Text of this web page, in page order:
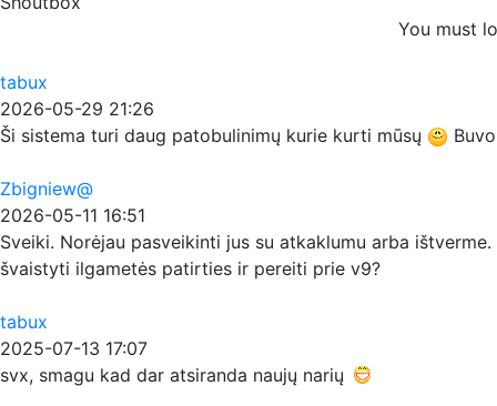
You must
tabux
2026-05-29 21:26
Ši sistema turi daug patobulinimų kurie kurti mūsų
Zbigniew@
2026-05-11 16:51
Sveiki. Norėjau pasveikinti jus su atkaklumu arba
švaistyti ilgametės patirties ir pereiti prie v9?
tabux
2025-07-13 17:07
svx, smagu kad dar atsiranda naujų narių